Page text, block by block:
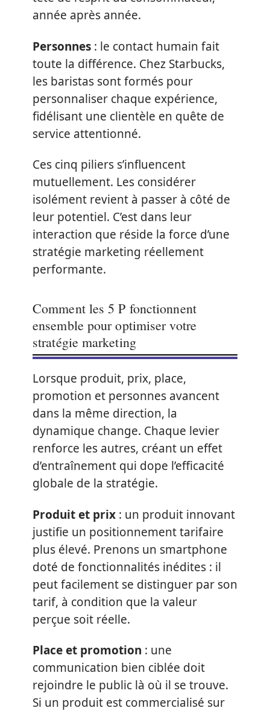
année après année.
Personnes : le contact humain fait
toute la différence. Chez Starbucks,
les baristas sont formés pour
personnaliser chaque expérience,
fidélisant une clientèle en quête de
service attentionné.
Ces cinq piliers s’influencent
mutuellement. Les considérer
isolément revient à passer à côté de
leur potentiel. C’est dans leur
interaction que réside la force d’une
stratégie marketing réellement
performante.
Comment les 5 P fonctionnent
ensemble pour optimiser votre
stratégie marketing
Lorsque produit, prix, place,
promotion et personnes avancent
dans la même direction, la
dynamique change. Chaque levier
renforce les autres, créant un effet
d’entraînement qui dope l’efficacité
globale de la stratégie.
Produit et prix : un produit innovant
justifie un positionnement tarifaire
plus élevé. Prenons un smartphone
doté de fonctionnalités inédites : il
peut facilement se distinguer par son
tarif, à condition que la valeur
perçue soit réelle.
Place et promotion : une
communication bien ciblée doit
rejoindre le public là où il se trouve.
Si un produit est commercialisé sur